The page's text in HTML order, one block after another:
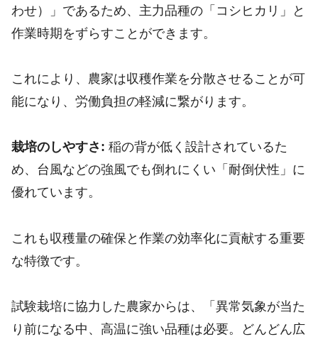
わせ）」であるため、主力品種の「コシヒカリ」と
作業時期をずらすことができます。
これにより、農家は収穫作業を分散させることが可
能になり、労働負担の軽減に繋がります。
栽培のしやすさ: 稲の背が低く設計されているた
め、台風などの強風でも倒れにくい「耐倒伏性」に
優れています。
これも収穫量の確保と作業の効率化に貢献する重要
な特徴です。
試験栽培に協力した農家からは、「異常気象が当た
り前になる中、高温に強い品種は必要。どんどん広